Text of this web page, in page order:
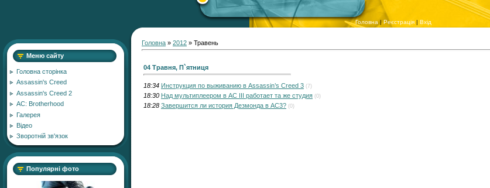
Головна | Реєстрація | Вхід
Меню сайту
Головна сторінка
Assassin's Creed
Assassin's Creed 2
AC: Brotherhood
Галерея
Відео
Зворотній зв'язок
Популярні фото
Головна » 2012 » Травень
04 Травня, П`ятниця
18:34 Инструкция по выживанию в Assassin’s Creed 3 (7)
18:30 Над мультиплеером в AC III работает та же студия (0)
18:28 Завершится ли история Дезмонда в AC3? (0)